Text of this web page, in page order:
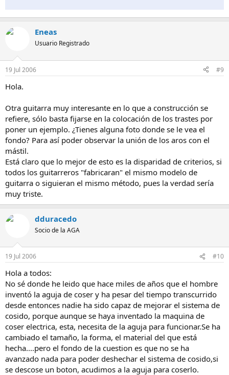
Eneas
Usuario Registrado
19 Jul 2006 #9
Hola.
Otra guitarra muy interesante en lo que a construcción se
refiere, sólo basta fijarse en la colocación de los trastes por
poner un ejemplo. ¿Tienes alguna foto donde se le vea el
fondo? Para así poder observar la unión de los aros con el
mástil.
Está claro que lo mejor de esto es la disparidad de criterios, si
todos los guitarreros "fabricaran" el mismo modelo de
guitarra o siguieran el mismo método, pues la verdad sería
muy triste.
dduracedo
Socio de la AGA
19 Jul 2006 #10
Hola a todos:
No sé donde he leido que hace miles de años que el hombre
inventó la aguja de coser y ha pesar del tiempo transcurrido
desde entonces nadie ha sido capaz de mejorar el sistema de
cosido, porque aunque se haya inventado la maquina de
coser electrica, esta, necesita de la aguja para funcionar.Se ha
cambiado el tamaño, la forma, el material del que está
hecha....pero el fondo de la cuestion es que no se ha
avanzado nada para poder deshechar el sistema de cosido,si
se descose un boton, acudimos a la aguja para coserlo.